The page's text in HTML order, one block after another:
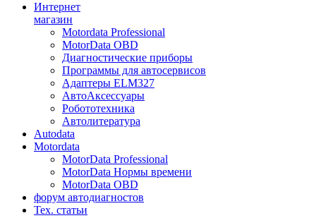
Интернет
магазин
Motordata Professional
MotorData OBD
Диагностические приборы
Программы для автосервисов
Адаптеры ELM327
АвтоАксессуары
Робототехника
Автолитература
Autodata
Motordata
MotorData Professional
MotorData Нормы времени
MotorData OBD
форум автодиагностов
Тех. статьи